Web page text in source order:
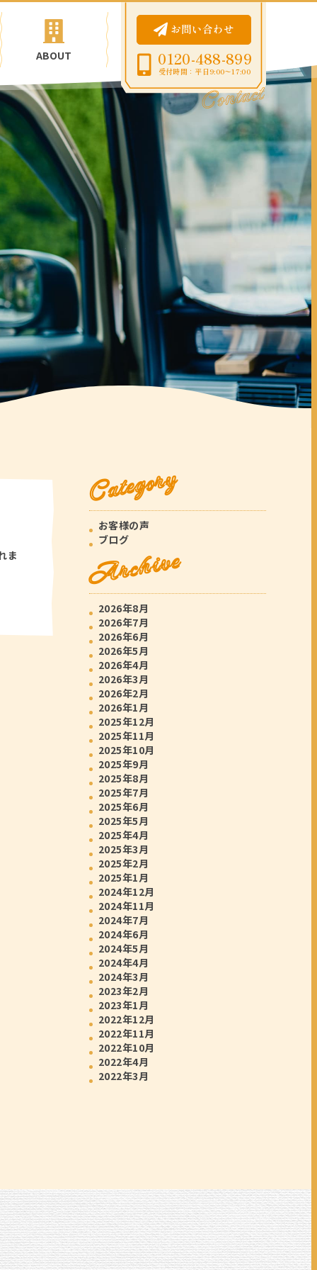
ABOUT
お問い合わせ
0120-488-899
受付時間：平日9:00〜17:00
ま
Category
お客様の声
ブログ
Archive
2026年8月
2026年7月
2026年6月
2026年5月
2026年4月
2026年3月
2026年2月
2026年1月
2025年12月
2025年11月
2025年10月
2025年9月
2025年8月
2025年7月
2025年6月
2025年5月
2025年4月
2025年3月
2025年2月
2025年1月
2024年12月
2024年11月
2024年7月
2024年6月
2024年5月
2024年4月
2024年3月
2023年2月
2023年1月
2022年12月
2022年11月
2022年10月
2022年4月
2022年3月